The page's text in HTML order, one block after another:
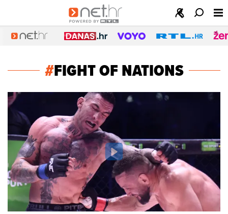
#FIGHT OF NATIONS